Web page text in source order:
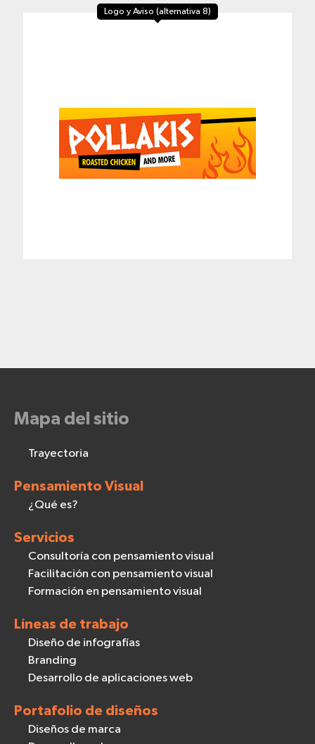
Logo y Aviso (alternativa 8)
Mapa del sitio
Trayectoria
Pensamiento Visual
¿Qué es?
Servicios
Consultoría con pensamiento visual
Facilitación con pensamiento visual
Formación en pensamiento visual
Líneas de trabajo
Diseño de infografías
Branding
Desarrollo de aplicaciones web
Portafolio de diseños
Diseños de marca